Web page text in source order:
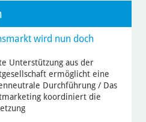
wird nun doch
Unterstützung aus der
ermöglicht eine
Durchführung / Das
koordiniert die